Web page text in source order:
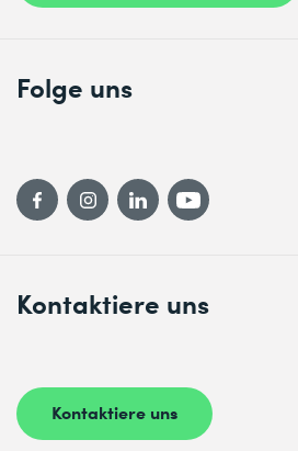
Kontaktiere uns
Kontaktiere uns
Folge uns